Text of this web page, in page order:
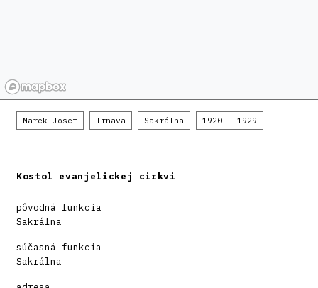
Marek Josef Trnava Sakrálna 1920 - 1929
Kostol evanjelickej cirkvi
pôvodná funkcia
Sakrálna
súčasná funkcia
Sakrálna